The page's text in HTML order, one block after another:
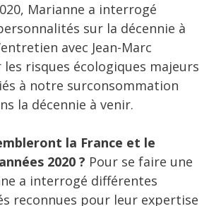
Marianne a interrogé
sur la décennie à
avec Jean-Marc
les risques écologiques majeurs
à notre surconsommation
la décennie à venir.
la France et le
2020 ? Pour se faire une
a interrogé différentes
reconnues pour leur expertise